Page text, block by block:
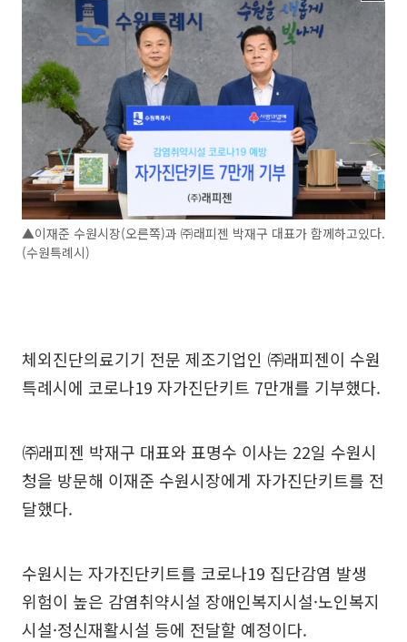
▲이재준 수원시장(오른쪽)과 ㈜래피젠 박재구 대표가 함께하고있다.
(수원특례시)
체외진단의료기기 전문 제조기업인 ㈜래피젠이 수원
특례시에 코로나19 자가진단키트 7만개를 기부했다.
㈜래피젠 박재구 대표와 표명수 이사는 22일 수원시
청을 방문해 이재준 수원시장에게 자가진단키트를 전
달했다.
수원시는 자가진단키트를 코로나19 집단감염 발생
위험이 높은 감염취약시설 장애인복지시설·노인복지
시설·정신재활시설 등에 전달할 예정이다.